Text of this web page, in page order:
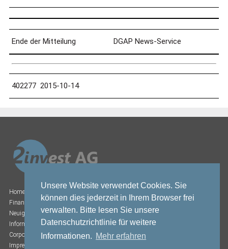
Unsere Website verwendet Cookies. Sie
können dies jederzeit in Ihrem Browser frei
verwalten. Bitte lesen Sie unsere
Datenschutzrichtlinie für weitere
Informationen. Mehr erfahren
Ende der Mitteilung DGAP News-Service
402277 2015-10-14
Home
Finanzberichte
Neuigkeiten
Informationen zum Aktienkurs
Corporate Governance
Impressum